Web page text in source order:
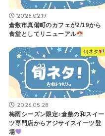
2026.02.19
倉敷市真備町のカフェが2/19から
食堂としてリニューアル
旬ネタ
2026.05.28
梅雨シーズン限定♪倉敷の和スイー
ツ専門店からアジサイスイーツ登
場